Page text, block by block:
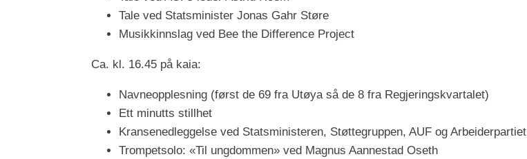
Tale ved Statsminister Jonas Gahr Støre
Musikkinnslag ved Bee the Difference Project
Ca. kl. 16.45 på kaia:
Navneopplesning (først de 69 fra Utøya så de 8 fra Regjeringskvartalet)
Ett minutts stillhet
Kransenedleggelse ved Statsministeren, Støttegruppen, AUF og Arbeiderpartiet
Trompetsolo: «Til ungdommen» ved Magnus Aannestad Oseth